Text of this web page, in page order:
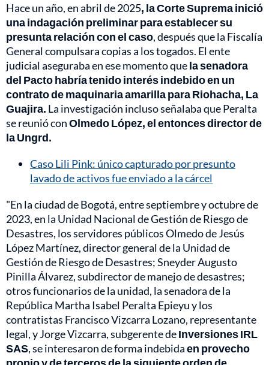
Hace un año, en abril de 2025, la Corte Suprema inició
una indagación preliminar para establecer su
presunta relación con el caso, después que la Fiscalía
General compulsara copias a los togados. El ente
judicial aseguraba en ese momento quela senadora
del Pacto habría tenido interés indebido en un
contrato de maquinaria amarilla para Riohacha, La
Guajira. La investigación incluso señalaba que Peralta
se reunió conOlmedo López, el entonces director de
la Ungrd.
Caso Lili Pink: único capturado por presunto
lavado de activos fue enviado a la cárcel
"En la ciudad de Bogotá, entre septiembre y octubre de
2023, en la Unidad Nacional de Gestión de Riesgo de
Desastres, los servidores públicos Olmedo de Jesús
López Martínez, director general de la Unidad de
Gestión de Riesgo de Desastres; Sneyder Augusto
Pinilla Álvarez, subdirector de manejo de desastres;
otros funcionarios de la unidad, la senadora de la
República Martha Isabel Peralta Epieyu y los
contratistas Francisco Vizcarra Lozano, representante
legal, y Jorge Vizcarra, subgerente deInversiones IRL
SAS, se interesaron de forma indebidaen provecho
propio y de terceros de la siguiente orden de